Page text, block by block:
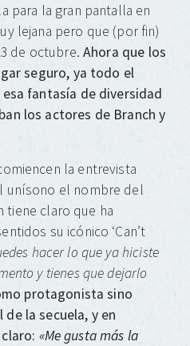
para la gran pantalla en
lejana pero que (por fin)
de octubre. Ahora que los
seguro, ya todo el
fantasía de diversidad
los actores de Branch y
la entrevista
unísono el nombre del
tiene claro que ha
su icónico ‘Can’t
hacer lo que ya hiciste
y tienes que dejarlo
protagonista sino
la secuela, y en
«Me gusta más la